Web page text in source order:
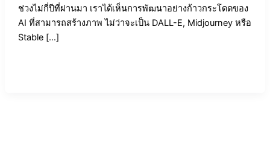
ช่วงไม่กี่ปีที่ผ่านมา เราได้เห็นการพัฒนาอย่างก้าวกระโดดของ
AI ที่สามารถสร้างภาพ ไม่ว่าจะเป็น DALL-E, Midjourney หรือ
Stable […]